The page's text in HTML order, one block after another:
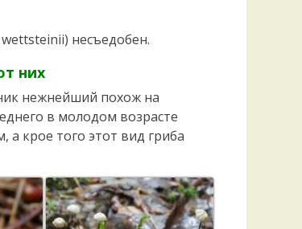
несъедобен.
них
нежнейший похож на
в молодом возрасте
а крое того этот вид гриба